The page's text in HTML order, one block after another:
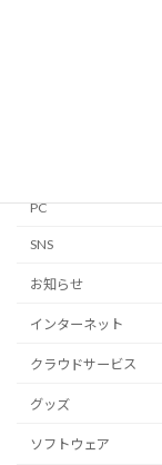
PC
SNS
お知らせ
インターネット
クラウドサービス
グッズ
ソフトウェア